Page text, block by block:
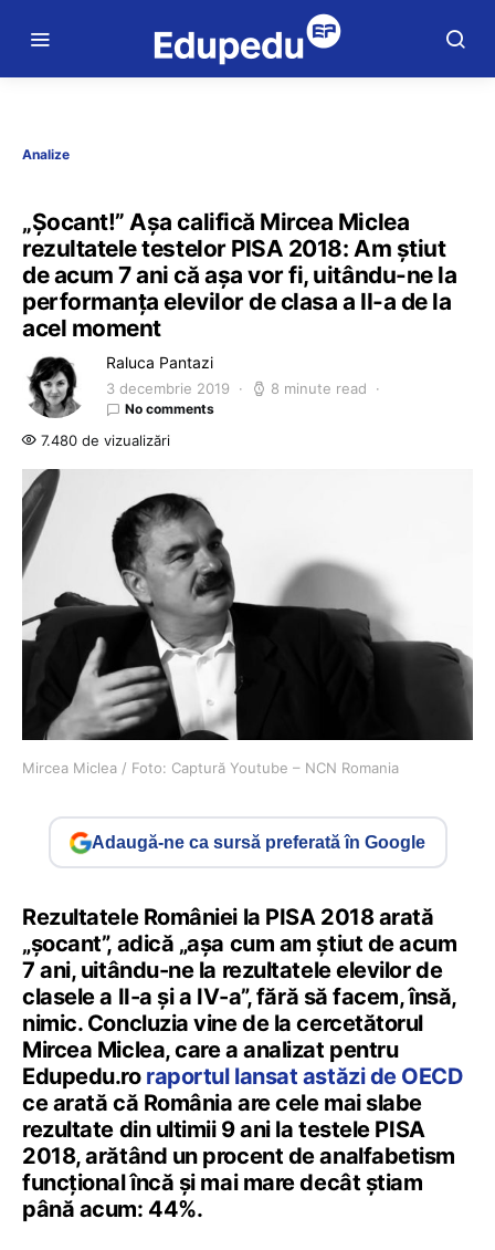
Analize
„Șocant!” Așa califică Mircea Miclea
rezultatele testelor PISA 2018: Am știut
de acum 7 ani că așa vor fi, uitându-ne la
performanța elevilor de clasa a II-a de la
acel moment
Raluca Pantazi
3 decembrie 2019 8 minute read
No comments
7.480 de vizualizări
Mircea Miclea / Foto: Captură Youtube – NCN Romania
Adaugă-ne ca sursă preferată în Google
Rezultatele României la PISA 2018 arată
„șocant”, adică „așa cum am știut de acum
7 ani, uitându-ne la rezultatele elevilor de
clasele a II-a și a IV-a”, fără să facem, însă,
nimic. Concluzia vine de la cercetătorul
Mircea Miclea, care a analizat pentru
Edupedu.ro raportul lansat astăzi de OECD
ce arată că România are cele mai slabe
rezultate din ultimii 9 ani la testele PISA
2018, arătând un procent de analfabetism
funcțional încă și mai mare decât știam
până acum: 44%.